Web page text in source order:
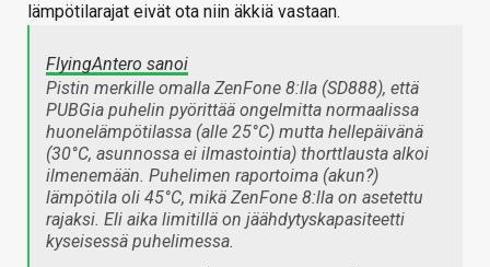
lämpötilarajat eivät ota niin äkkiä vastaan.
FlyingAntero sanoi
Pistin merkille omalla ZenFone 8:lla (SD888), että
PUBGia puhelin pyörittää ongelmitta normaalissa
huonelämpötilassa (alle 25°C) mutta hellepäivänä
(30°C, asunnossa ei ilmastointia) thorttlausta alkoi
ilmenemään. Puhelimen raportoima (akun?)
lämpötila oli 45°C, mikä ZenFone 8:lla on asetettu
rajaksi. Eli aika limitillä on jäähdytyskapasiteetti
kyseisessä puhelimessa.